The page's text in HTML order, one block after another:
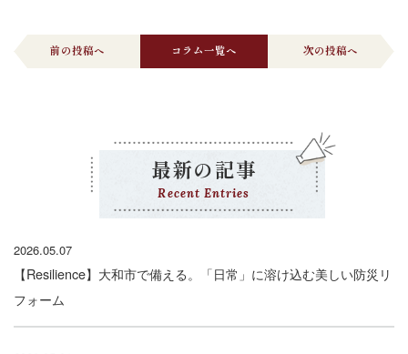
前の投稿へ コラム一覧へ 次の投稿へ
最新の記事
Recent Entries
2026.05.07
【Resilience】大和市で備える。「日常」に溶け込む美しい防災リ
フォーム